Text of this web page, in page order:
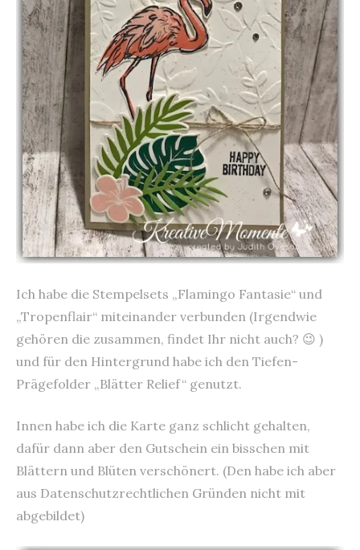
Ich habe die Stempelsets „Flamingo Fantasie“ und
„Tropenflair“ miteinander verbunden (Irgendwie
gehören die zusammen, findet Ihr nicht auch? 😉 )
und für den Hintergrund habe ich den Tiefen-
Prägefolder „Blätter Relief“ genutzt.
Innen habe ich die Karte ganz schlicht gehalten,
dafür dann aber den Gutschein ein bisschen mit
Blättern und Blüten verschönert. (Den habe ich aber
aus Datenschutzrechtlichen Gründen nicht mit
abgebildet)